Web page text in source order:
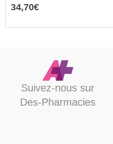
34,70€
Suivez-nous sur
Des-Pharmacies